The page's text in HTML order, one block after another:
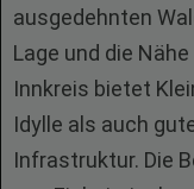
ausgedehnten
Lage und die
Innkreis bietet
Idylle als auch
Infrastruktur. Die